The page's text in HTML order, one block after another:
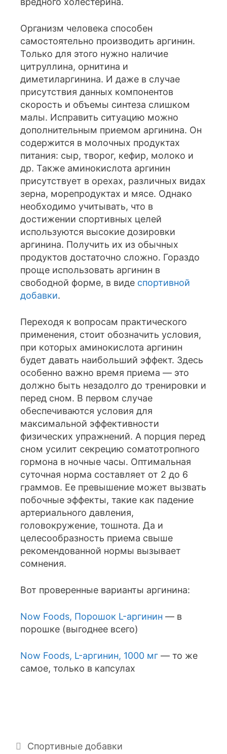
Организм человека способен
самостоятельно производить аргинин.
Только для этого нужно наличие
цитруллина, орнитина и
диметиларгинина. И даже в случае
присутствия данных компонентов
скорость и объемы синтеза слишком
малы. Исправить ситуацию можно
дополнительным приемом аргинина. Он
содержится в молочных продуктах
питания: сыр, творог, кефир, молоко и
др. Также аминокислота аргинин
присутствует в орехах, различных видах
зерна, морепродуктах и мясе. Однако
необходимо учитывать, что в
достижении спортивных целей
используются высокие дозировки
аргинина. Получить их из обычных
продуктов достаточно сложно. Гораздо
проще использовать аргинин в
свободной форме, в виде спортивной
добавки.
Переходя к вопросам практического
применения, стоит обозначить условия,
при которых аминокислота аргинин
будет давать наибольший эффект. Здесь
особенно важно время приема — это
должно быть незадолго до тренировки и
перед сном. В первом случае
обеспечиваются условия для
максимальной эффективности
физических упражнений. А порция перед
сном усилит секрецию соматотропного
гормона в ночные часы. Оптимальная
суточная норма составляет от 2 до 6
граммов. Ее превышение может вызвать
побочные эффекты, такие как падение
артериального давления,
головокружение, тошнота. Да и
целесообразность приема свыше
рекомендованной нормы вызывает
сомнения.
Вот проверенные варианты аргинина:
Now Foods, Порошок L-аргинин — в
порошке (выгоднее всего)
Now Foods, L-аргинин, 1000 мг — то же
самое, только в капсулах
Спортивные добавки